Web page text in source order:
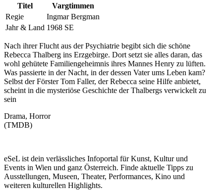
Titel
Vargtimmen
Regie
Ingmar Bergman
Jahr & Land 1968 SE
Nach ihrer Flucht aus der Psychiatrie begibt sich die schöne
Rebecca Thalberg ins Erzgebirge. Dort setzt sie alles daran, das
wohl gehütete Familiengeheimnis ihres Mannes Henry zu lüften.
Was passierte in der Nacht, in der dessen Vater ums Leben kam?
Selbst der Förster Tom Faller, der Rebecca seine Hilfe anbietet,
scheint in die mysteriöse Geschichte der Thalbergs verwickelt zu
sein
Drama, Horror
(TMDB)
eSeL ist dein verlässliches Infoportal für Kunst, Kultur und
Events in Wien und ganz Österreich. Finde aktuelle Tipps zu
Ausstellungen, Museen, Theater, Performances, Kino und
weiteren kulturellen Highlights.